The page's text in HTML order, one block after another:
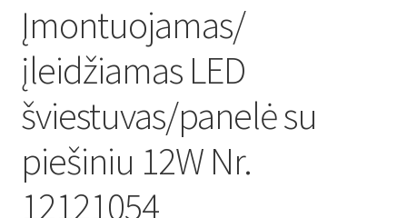
Kontaktai
Krepšelis
Parduotuvė
Paskyra
Įmontuojamas/
įleidžiamas LED
šviestuvas/panelė su
piešiniu 12W Nr.
12121054